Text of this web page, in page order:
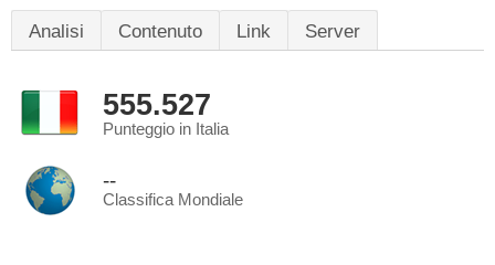
Analisi Contenuto Link Server
555.527
Punteggio in Italia
--
Classifica Mondiale